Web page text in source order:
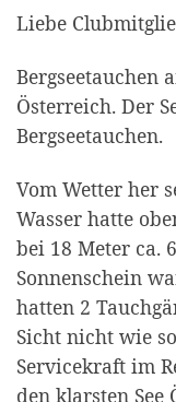
Liebe
Bergseetauchen
Österreich. Der
Bergseetauchen.
Vom Wetter her
Wasser hatte
bei 18 Meter ca.
Sonnenschein
hatten 2
Sicht nicht wie
Servicekraft im
den klarsten See